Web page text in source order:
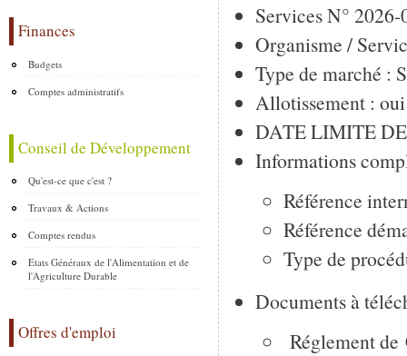
Finances
Budgets
Comptes administratifs
Conseil de Développement
Qu'est-ce que c'est ?
Travaux & Actions
Comptes rendus
Etats Généraux de l'Alimentation et de
l'Agriculture Durable
Offres d'emploi
Services N°
Organisme /
Type de marché :
Allotissement :
DATE LIMITE DE
Informations
Référence
Référence
Type de
Documents à
Réglement de